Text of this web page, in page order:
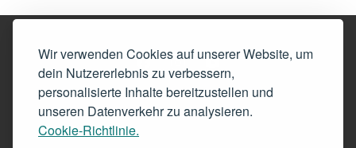
Wir verwenden Cookies auf unserer Website, um
dein Nutzererlebnis zu verbessern,
personalisierte Inhalte bereitzustellen und
unseren Datenverkehr zu analysieren.
Cookie-Richtlinie.
Diese Website ist Eigentum von BookRix, Deutschland.